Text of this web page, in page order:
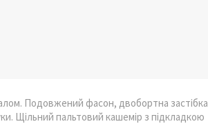
Подовжений фасон, двобортна застібка
Щільний пальтовий кашемір з підкладкою